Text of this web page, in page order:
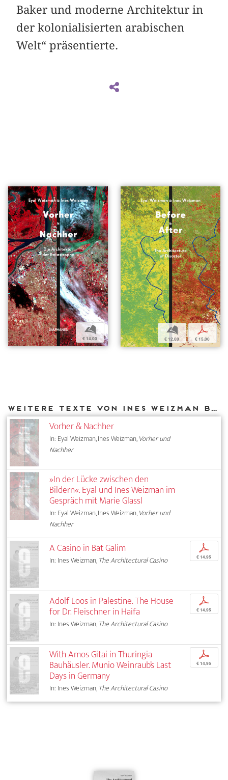
Baker und moderne Architektur in
der kolonialisierten arabischen
Welt“ präsentierte.
b
€ 14,00
b
€ 12,00
p
€ 15,00
Weitere Texte von Ines Weizman bei DIAPHANES
Vorher & Nachher
In: Eyal Weizman, Ines Weizman,Vorher und
Nachher
»In der Lücke zwischen den
Bildern«. Eyal und Ines Weizman im
Gespräch mit Marie Glassl
In: Eyal Weizman, Ines Weizman,Vorher und
Nachher
A Casino in Bat Galim
In: Ines Weizman,The Architectural Casino
p
€ 14,95
Adolf Loos in Palestine. The House
for Dr. Fleischner in Haifa
In: Ines Weizman,The Architectural Casino
p
€ 14,95
With Amos Gitai in Thuringia
Bauhäusler. Munio Weinraub’s Last
Days in Germany
In: Ines Weizman,The Architectural Casino
p
€ 14,95